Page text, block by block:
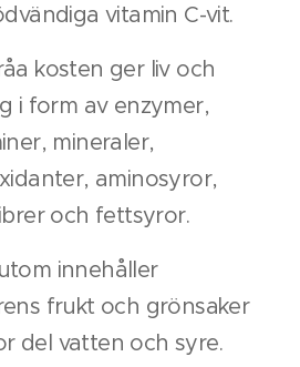
vitamin C-vit.
kosten ger liv och
i form av enzymer,
mineraler,
aminosyror,
och fettsyror.
innehåller
frukt och grönsaker
del vatten och syre.